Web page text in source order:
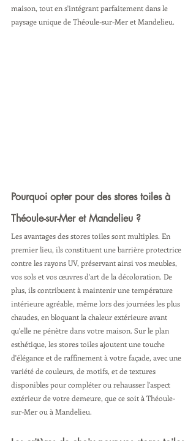
maison, tout en s'intégrant parfaitement dans le
paysage unique de Théoule-sur-Mer et Mandelieu.
Pourquoi opter pour des stores toiles à
Théoule-sur-Mer et Mandelieu ?
Les avantages des stores toiles sont multiples. En
premier lieu, ils constituent une barrière protectrice
contre les rayons UV, préservant ainsi vos meubles,
vos sols et vos œuvres d'art de la décoloration. De
plus, ils contribuent à maintenir une température
intérieure agréable, même lors des journées les plus
chaudes, en bloquant la chaleur extérieure avant
qu'elle ne pénètre dans votre maison. Sur le plan
esthétique, les stores toiles ajoutent une touche
d'élégance et de raffinement à votre façade, avec une
variété de couleurs, de motifs, et de textures
disponibles pour compléter ou rehausser l'aspect
extérieur de votre demeure, que ce soit à Théoule-
sur-Mer ou à Mandelieu.